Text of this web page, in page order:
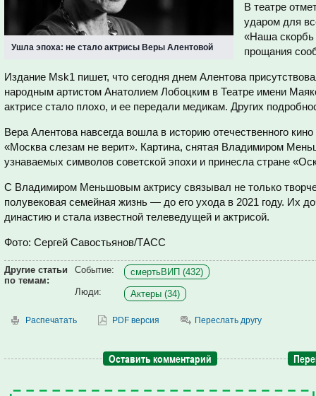
Ушла эпоха: не стало актрисы Веры Алентовой
В театре
ударом для
«Наша скорбь
прощания
Издание Msk1 пишет, что сегодня днем Алентова
народным артистом Анатолием Лобоцким в Театре имени
актрисе стало плохо, и ее передали медикам. Других
Вера Алентова навсегда вошла в историю отечественного
«Москва слезам не верит». Картина, снятая Владимиром
узнаваемых символов советской эпохи и принесла стране
С Владимиром Меньшовым актрису связывал не только
полувековая семейная жизнь — до его ухода в 2021 году. Их
династию и стала известной телеведущей и актрисой.
Фото: Сергей Савостьянов/ТАСС
Другие статьи
по темам:
Событие:
смертьВИП (432)
Люди:
Актеры (34)
Распечатать PDF версия Переслать другу
Оставить комментарий